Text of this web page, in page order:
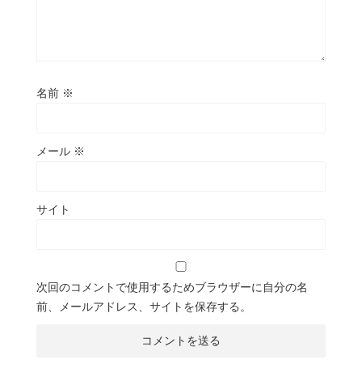
名前 ※
メール ※
サイト
次回のコメントで使用するためブラウザーに自分の名
前、メールアドレス、サイトを保存する。